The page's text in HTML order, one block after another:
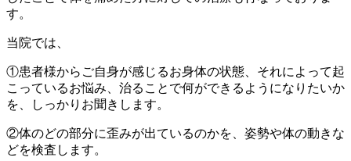
す。
当院では、
①患者様からご自身が感じるお身体の状態、それによって起
こっているお悩み、治ることで何ができるようになりたいか
を、しっかりお聞きします。
②体のどの部分に歪みが出ているのかを、姿勢や体の動きな
どを検査します。